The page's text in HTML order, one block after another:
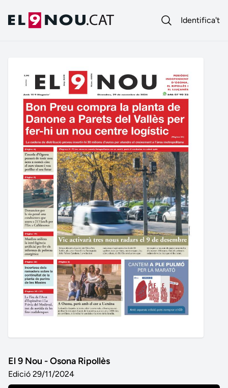
Identifica't
El 9 Nou - Osona Ripollès
Edició 29/11/2024